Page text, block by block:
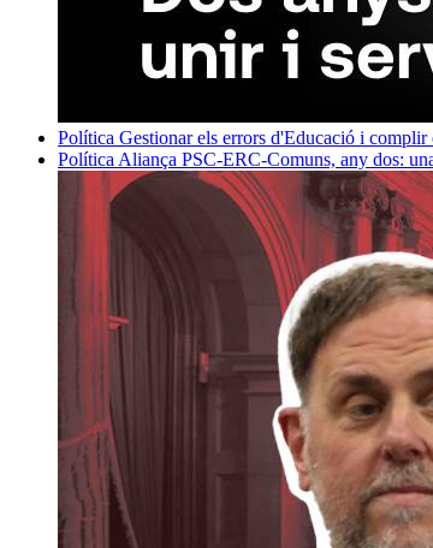
Política Gestionar els errors d'Educació i complir
Política Aliança PSC-ERC-Comuns, any dos: